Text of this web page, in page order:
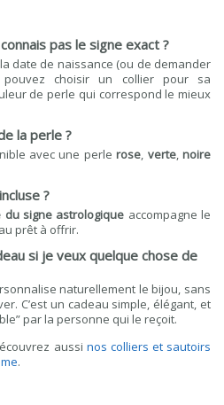
pas le signe exact ?
date de naissance (ou de demander
pouvez choisir un collier pour sa
de perle qui correspond le mieux
la perle ?
avec une perlerose, verte,noire
?
signe astrologique accompagne le
prêt à offrir.
si je veux quelque chose de
naturellement le bijou, sans
C’est un cadeau simple, élégant, et
par la personne qui le reçoit.
aussi nos colliers et sautoirs
.